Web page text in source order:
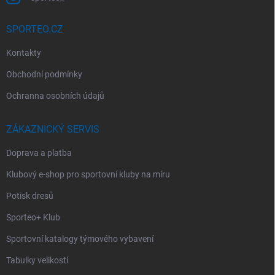
SPORTEO.CZ
Kontakty
Obchodní podmínky
Ochranna osobních údajů
ZÁKAZNICKÝ SERVIS
Doprava a platba
Klubový e-shop pro sportovní kluby na míru
Potisk dresů
Sporteo+ Klub
Sportovní katalogy týmového vybavení
Tabulky velikostí